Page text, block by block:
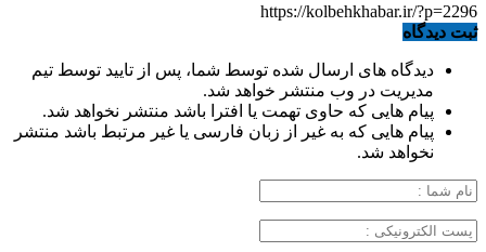
https://kolbehkhabar.ir/?p=2296
ثبت دیدگاه
دیدگاه های ارسال شده توسط شما، پس از تایید توسط تیم
مدیریت در وب منتشر خواهد شد.
پیام هایی که حاوی تهمت یا افترا باشد منتشر نخواهد شد.
پیام هایی که به غیر از زبان فارسی یا غیر مرتبط باشد منتشر
نخواهد شد.